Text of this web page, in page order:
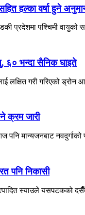
हल्का वर्षा हुने
प्रदेशमा पश्चिमी
६० भन्दा सैनिक घाइते
लक्षित गरी गरिएको
क्रम जारी
पनि मान्यजनबाट
पनि निकासी
स्याउले यसपटकको